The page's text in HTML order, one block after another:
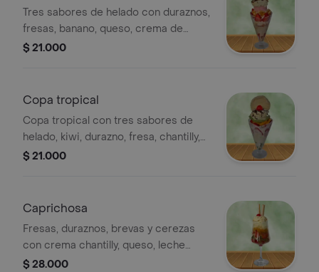
Tres sabores de helado con duraznos,
fresas, banano, queso, crema de
leche, salsa de arequipe y barquillo.
$ 21.000
Copa tropical
Copa tropical con tres sabores de
helado, kiwi, durazno, fresa, chantilly,
lecherita y barquillo. Incluye cereza y
$ 21.000
Caprichosa
Fresas, duraznos, brevas y cerezas
con crema chantilly, queso, leche
condensada y barquillo. Sin helado.
$ 28.000